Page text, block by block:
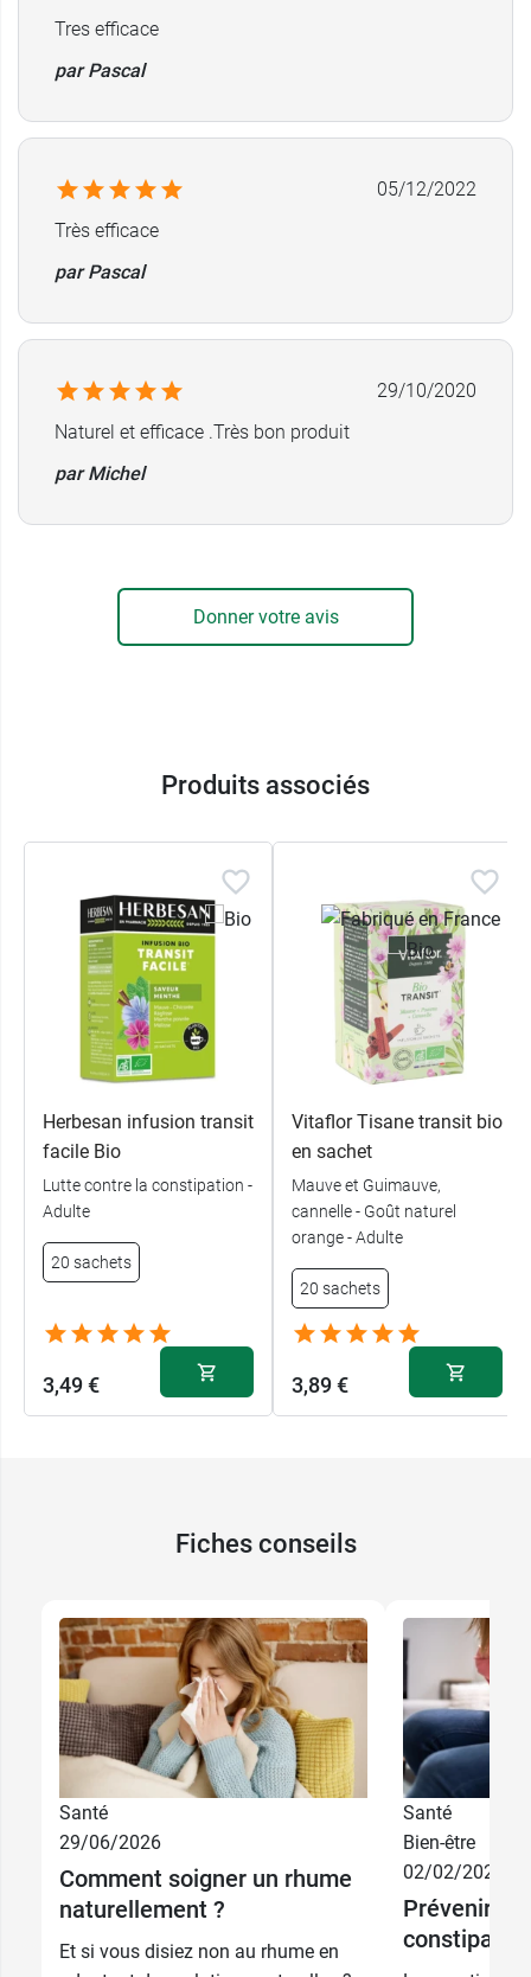
Tres efficace
par Pascal
05/12/2022
Très efficace
par Pascal
29/10/2020
Naturel et efficace .Très bon produit
par Michel
Donner votre avis
Produits associés
Herbesan infusion transit
facile Bio
Lutte contre la constipation -
Adulte
20 sachets
3,49 €
Vitaflor Tisane transit bio
en sachet
Mauve et Guimauve,
cannelle - Goût naturel
orange - Adulte
20 sachets
3,89 €
Fiches conseils
Santé
29/06/2026
Comment soigner un rhume
naturellement ?
Et si vous disiez non au rhume en
Santé
Bien-être
02/02/2026
Prévenir et